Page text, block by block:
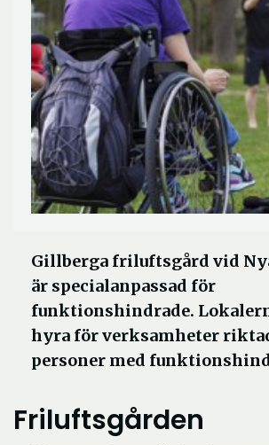
Gillberga friluftsgård vid
är specialanpassad för
funktionshindrade.
hyra för verksamheter
personer med
Friluftsgården